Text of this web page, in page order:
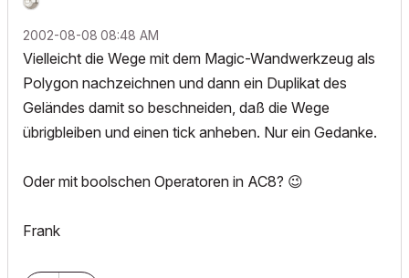
‎2002-08-08 08:48 AM
Vielleicht die Wege mit dem Magic-Wandwerkzeug als
Polygon nachzeichnen und dann ein Duplikat des
Geländes damit so beschneiden, daß die Wege
übrigbleiben und einen tick anheben. Nur ein Gedanke.
Oder mit boolschen Operatoren in AC8? 😉
Frank